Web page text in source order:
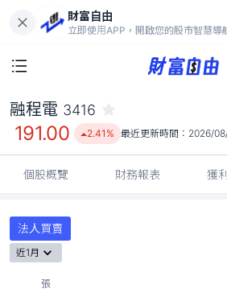
財富自由
立即使用APP，開啟您的股市智慧導
191.00
2.41%
融程電 3416
191.00 2.41% 最近更新時間： 2026/
個股概覽 財務報表 獲
法人買賣
近1月